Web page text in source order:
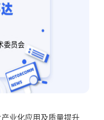
业化应用及质量提升